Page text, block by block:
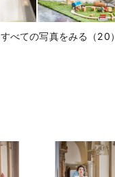
すべての写真をみる（20）